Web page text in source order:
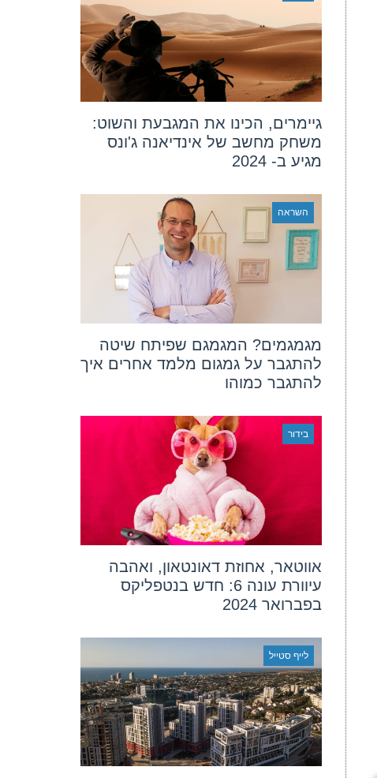
גיימרים, הכינו את המגבעת והשוט:
משחק מחשב של אינדיאנה ג'ונס
מגיע ב- 2024
השראה
מגמגמים? המגמגם שפיתח שיטה
להתגבר על גמגום מלמד אחרים איך
להתגבר כמוהו
בידור
אווטאר, אחוזת דאונטאון, ואהבה
עיוורת עונה 6: חדש בנטפליקס
בפברואר 2024
לייף סטייל